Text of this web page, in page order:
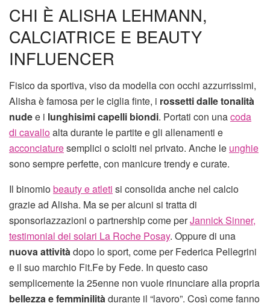
CHI È ALISHA LEHMANN,
CALCIATRICE E BEAUTY
INFLUENCER
Fisico da sportiva, viso da modella con occhi azzurrissimi,
Alisha è famosa per le ciglia finte, i rossetti dalle tonalità
nudee i lunghisimi capelli biondi. Portati con unacoda
di cavalloalta durante le partite e gli allenamenti e
acconciaturesemplici o sciolti nel privato. Anche le unghie
sono sempre perfette, con manicure trendy e curate.
Il binomiobeauty e atleti si consolida anche nel calcio
grazie ad Alisha. Ma se per alcuni si tratta di
sponsoriazzazioni o partnership come perJannick Sinner,
testimonial dei solari La Roche Posay. Oppure di una
nuova attivitàdopo lo sport, come per Federica Pellegrini
e il suo marchio Fit.Fe by Fede. In questo caso
semplicemente la 25enne non vuole rinunciare alla propria
bellezza e femminilitàdurante il “lavoro”. Così come fanno